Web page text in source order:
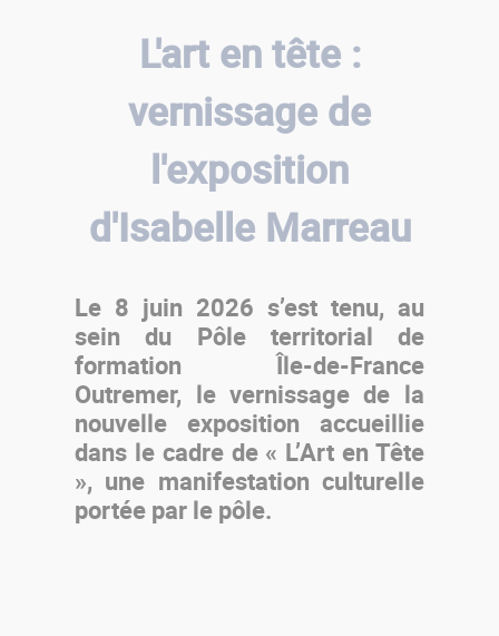
L'art en tête :
vernissage de
l'exposition
d'Isabelle Marreau
Le 8 juin 2026 s’est tenu, au
sein du Pôle territorial de
formation Île-de-France
Outremer, le vernissage de la
nouvelle exposition accueillie
dans le cadre de « L’Art en Tête
», une manifestation culturelle
portée par le pôle.